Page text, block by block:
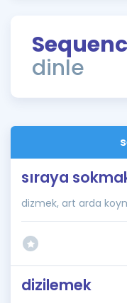
Rehberlik Aracı
ÖSYM Sınav
İngilizce
dinle
sıraya
dizmek, art arda
dizilemek